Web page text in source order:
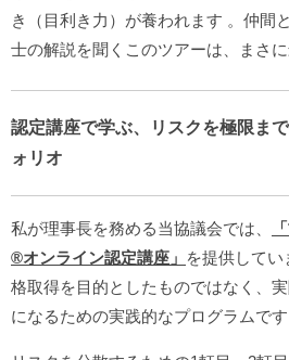
き（目利き力）が養われます 。仲間
士の解説を聞くこのツアーは、まさ
認定講座で学ぶ、リスクを極限ま
ォリオ
私が理事長を務める当協議会では、
®︎オンライン認定講座」 を提供して
格取得を目的としたものではなく、
になるための実践的なプログラムです